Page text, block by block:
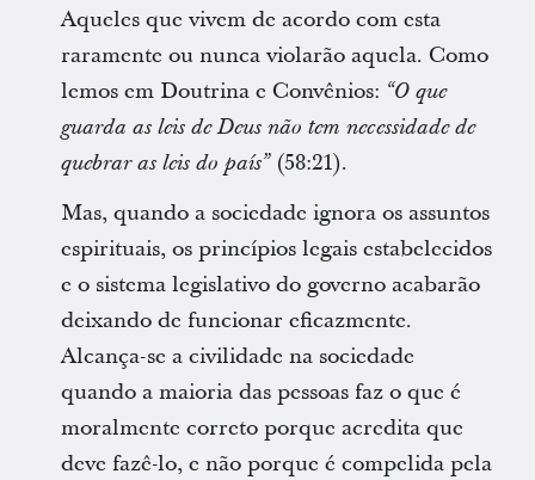
Aqueles que vivem de acordo com esta
raramente ou nunca violarão aquela. Como
lemos em Doutrina e Convênios: “O que
guarda as leis de Deus não tem necessidade de
quebrar as leis do país” (58:21).
Mas, quando a sociedade ignora os assuntos
espirituais, os princípios legais estabelecidos
e o sistema legislativo do governo acabarão
deixando de funcionar eficazmente.
Alcança-se a civilidade na sociedade
quando a maioria das pessoas faz o que é
moralmente correto porque acredita que
deve fazê-lo, e não porque é compelida pela